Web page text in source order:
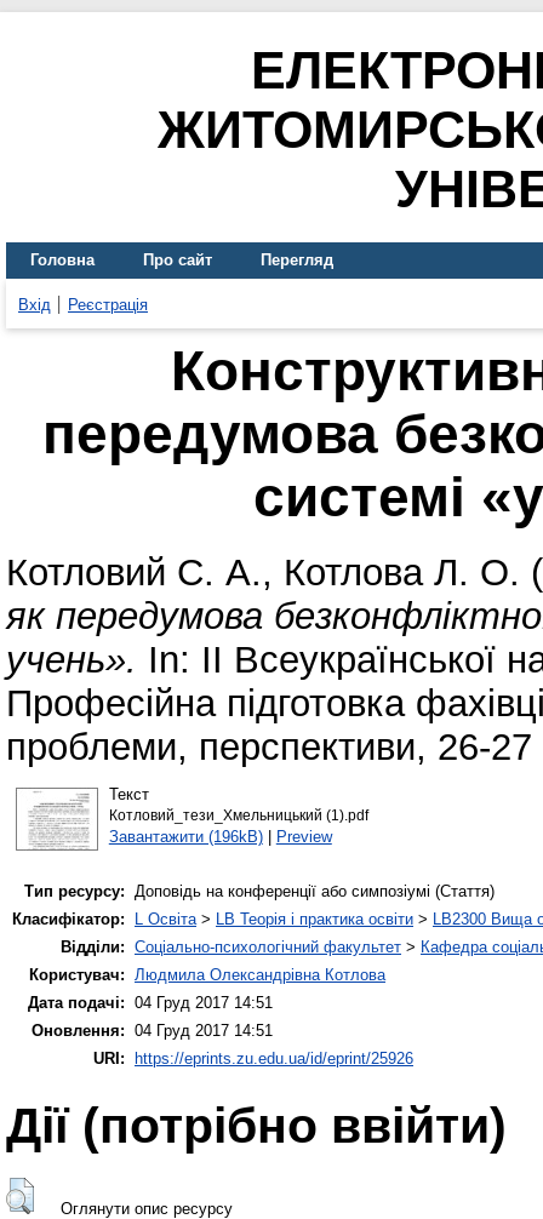
Головна Про сайт Перегляд
Вхід Реєстрація
передумова
системі
Котловий С. А., Котлова Л. О.
як передумова
учень». In: ІІ Всеукраїнської
Професійна підготовка
проблеми, перспективи, 26-
Текст
Котловий_тези_Хмельницький (1).pdf
Завантажити (196kB)| Preview
Тип ресурсу: Доповідь на конференції або симпозіумі (Стаття)
Класифікатор:
L Освіта> LB Теорія і практика освіти > LB2300 Вища
Відділи: Соціально-психологічний факультет > Кафедра
Користувач: Людмила Олександрівна Котлова
Дата подачі: 04 Груд 2017 14:51
Оновлення: 04 Груд 2017 14:51
URI:
https://eprints.zu.edu.ua/id/eprint/25926
Дії ​​(потрібно ввійти)
Оглянути опис ресурсу